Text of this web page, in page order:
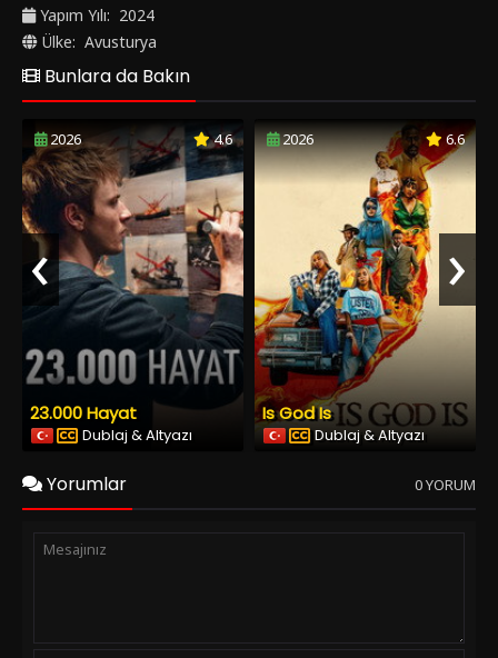
Yapım Yılı: 2024
Ülke: Avusturya
Bunlara da Bakın
2026 4.6
23.000 Hayat
Dublaj & Altyazı
2026 6.6
Is God Is
Dublaj & Altyazı
‹ ›
Yorumlar 0 YORUM